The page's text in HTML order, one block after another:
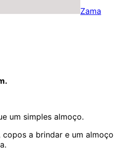
Zama
um simples almoço.
a brindar e um almoço